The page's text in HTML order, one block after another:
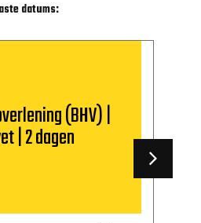
datums:
(BHV) |
| 2 dagen